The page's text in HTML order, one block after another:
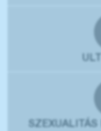
SZEXUALITÁS